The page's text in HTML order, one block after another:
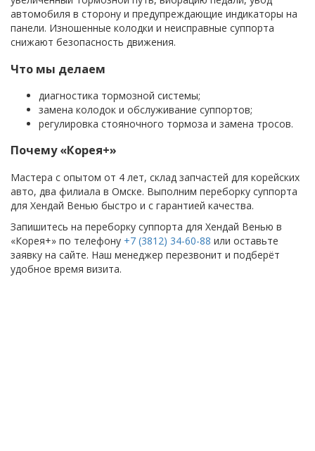
автомобиля в сторону и предупреждающие индикаторы на
панели. Изношенные колодки и неисправные суппорта
снижают безопасность движения.
Что мы делаем
диагностика тормозной системы;
замена колодок и обслуживание суппортов;
регулировка стояночного тормоза и замена тросов.
Почему «Корея+»
Мастера с опытом от 4 лет, склад запчастей для корейских
авто, два филиала в Омске. Выполним переборку суппорта
для Хендай Венью быстро и с гарантией качества.
Запишитесь на переборку суппорта для Хендай Венью в
«Корея+» по телефону +7 (3812) 34-60-88 или оставьте
заявку на сайте. Наш менеджер перезвонит и подберёт
удобное время визита.